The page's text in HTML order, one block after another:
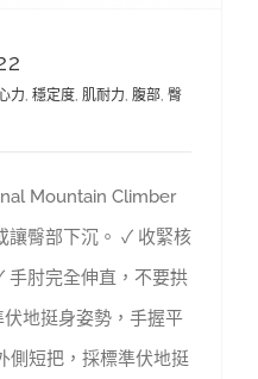
力, 穩定度, 肌耐力, 腹部, 臀
Mountain Climber
讓臀部下沉。 ✓ 收緊核
手肘完全伸直，不要拱
地挺身姿勢，手握平
側短把，採標準伏地挺